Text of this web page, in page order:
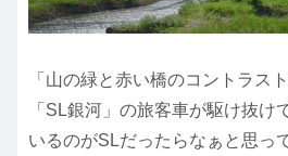
「山の緑と赤い橋のコントラス
「SL銀河」の旅客車が駆け抜け
いるのがSLだったらなぁと思っ